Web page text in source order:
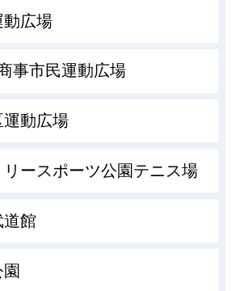
動広場
事市民運動広場
運動広場
ースポーツ公園テニス場
道館